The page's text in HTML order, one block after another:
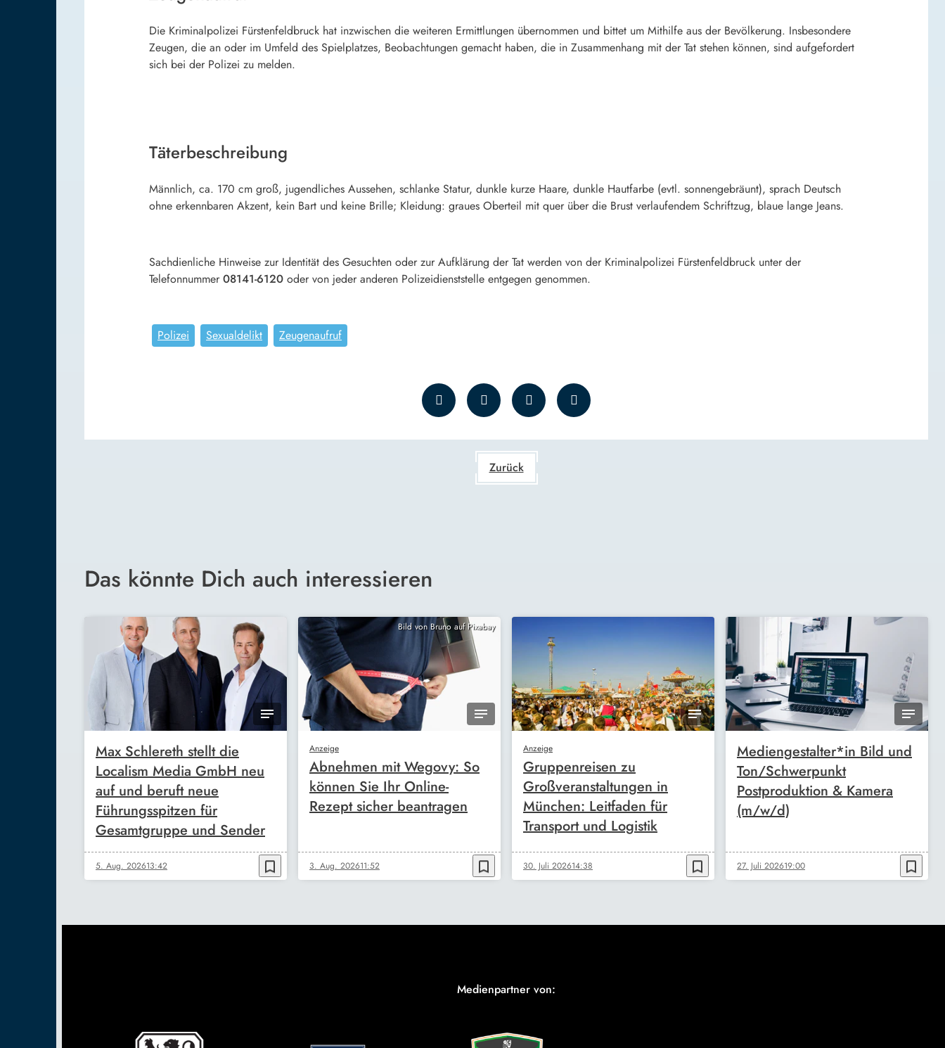
Die Kriminalpolizei Fürstenfeldbruck hat inzwischen die weiteren Ermittlungen übernommen und bittet um Mithilfe aus der Bevölkerung. Insbesondere
Zeugen, die an oder im Umfeld des Spielplatzes, Beobachtungen gemacht haben, die in Zusammenhang mit der Tat stehen können, sind aufgefordert
sich bei der Polizei zu melden.
Täterbeschreibung
Männlich, ca. 170 cm groß, jugendliches Aussehen, schlanke Statur, dunkle kurze Haare, dunkle Hautfarbe (evtl. sonnengebräunt), sprach Deutsch
ohne erkennbaren Akzent, kein Bart und keine Brille; Kleidung: graues Oberteil mit quer über die Brust verlaufendem Schriftzug, blaue lange Jeans.
Sachdienliche Hinweise zur Identität des Gesuchten oder zur Aufklärung der Tat werden von der Kriminalpolizei Fürstenfeldbruck unter der
Telefonnummer 08141-6120 oder von jeder anderen Polizeidienststelle entgegen genommen.
Polizei Sexualdelikt Zeugenaufruf
Zurück
Das könnte Dich auch interessieren
Max Schlereth stellt die
Localism Media GmbH neu
auf und beruft neue
Führungsspitzen für
Gesamtgruppe und Sender
5. Aug. 202613:42 bookmark_border
Bild von Bruno auf Pixabay
Anzeige
Abnehmen mit Wegovy: So
können Sie Ihr Online-
Rezept sicher beantragen
3. Aug. 202611:52 bookmark_border
Anzeige
Gruppenreisen zu
Großveranstaltungen in
München: Leitfaden für
Transport und Logistik
30. Juli 202614:38 bookmark_border
Mediengestalter*in Bild und
Ton/Schwerpunkt
Postproduktion & Kamera
(m/w/d)
27. Juli 202619:00 bookmark_border
Medienpartner von: